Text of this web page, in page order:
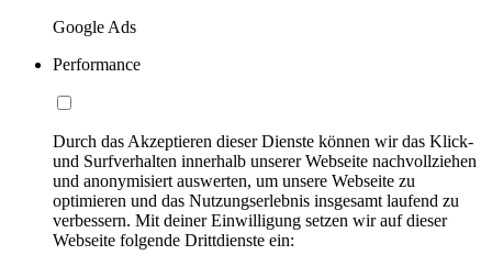
Google Ads
Performance
Durch das Akzeptieren dieser Dienste können wir das Klick-
und Surfverhalten innerhalb unserer Webseite nachvollziehen
und anonymisiert auswerten, um unsere Webseite zu
optimieren und das Nutzungserlebnis insgesamt laufend zu
verbessern. Mit deiner Einwilligung setzen wir auf dieser
Webseite folgende Drittdienste ein: